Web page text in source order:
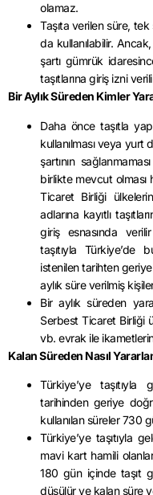
olamaz.
Taşıta verilen süre,
da kullanılabilir.
şartı gümrük
taşıtlarına giriş izni
Bir Aylık Süreden Kimler
Daha önce taşıtla
kullanılması veya yurt
şartının
birlikte mevcut
Ticaret Birliği
adlarına kayıtlı
giriş esnasında
taşıtıyla Türkiye’de
istenilen tarihten
aylık süre verilmiş
Bir aylık süreden
Serbest Ticaret Birliği
vb. evrak ile
Kalan Süreden Nasıl
Türkiye’ye taşıtıyla
tarihinden geriye
kullanılan süreler 730
Türkiye’ye taşıtıyla
mavi kart hamili
180 gün içinde taşıt
düşülür ve kalan süre